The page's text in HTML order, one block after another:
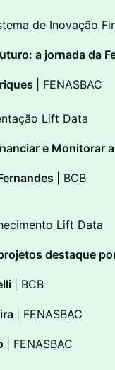
de Inovação
a jornada da
| FENASBAC
Lift Data
e Monitorar
| BCB
Lift Data
destaque
| BCB
| FENASBAC
| FENASBAC